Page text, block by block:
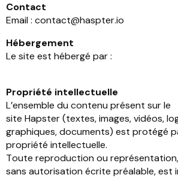
Contact
Email : contact@haspter.io
Hébergement
Le site est hébergé par :
Propriété intellectuelle
L’ensemble du contenu présent sur le
site Hapster(textes, images, vidéos,
graphiques, documents) est protégé
propriété intellectuelle.
Toute reproduction ou
sans autorisation écrite préalable, est